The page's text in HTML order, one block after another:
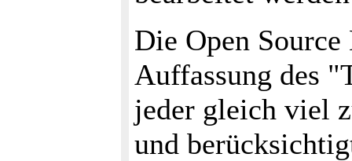
Die Open
Auffassung des
jeder gleich viel
und